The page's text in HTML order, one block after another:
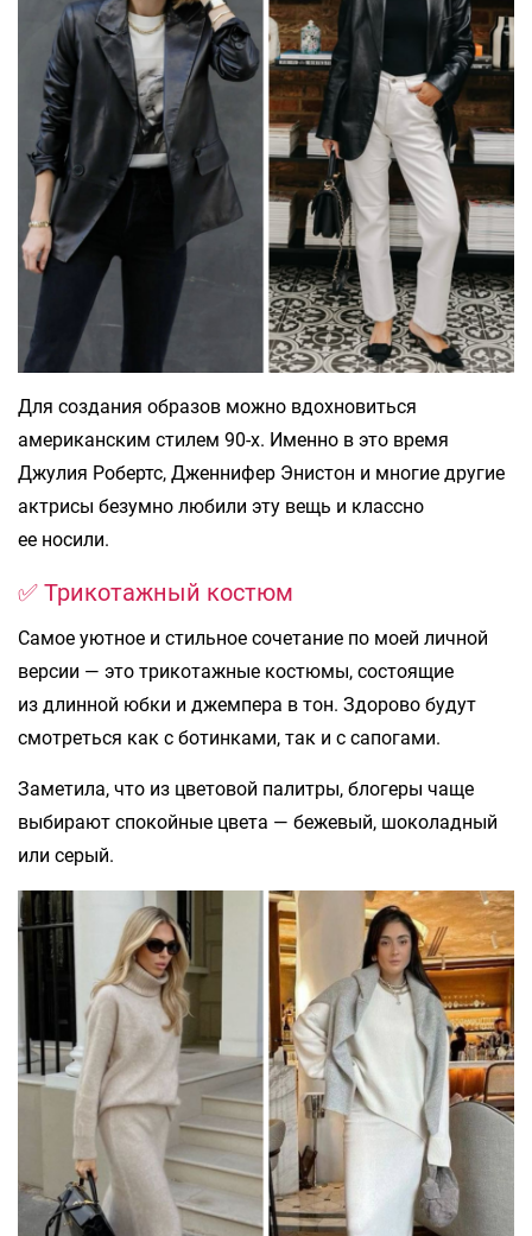
Для создания образов можно вдохновиться
американским стилем 90-х. Именно в это время
Джулия Робертс, Дженнифер Энистон и многие другие
актрисы безумно любили эту вещь и классно
ее носили.
✅ Трикотажный костюм
Самое уютное и стильное сочетание по моей личной
версии — это трикотажные костюмы, состоящие
из длинной юбки и джемпера в тон. Здорово будут
смотреться как с ботинками, так и с сапогами.
Заметила, что из цветовой палитры, блогеры чаще
выбирают спокойные цвета — бежевый, шоколадный
или серый.